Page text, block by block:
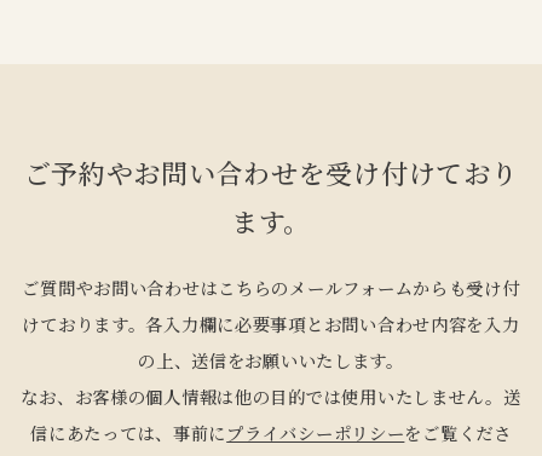
ご予約やお問い合わせを受け付けており
ます。
ご質問やお問い合わせはこちらのメールフォームからも受け付
けております。各入力欄に必要事項とお問い合わせ内容を入力
の上、送信をお願いいたします。
なお、お客様の個人情報は他の目的では使用いたしません。送
信にあたっては、事前にプライバシーポリシーをご覧くださ